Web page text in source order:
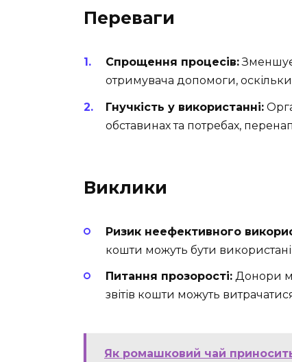
Переваги
Спрощення процесів:
отримувача допомоги, оскільки
Гнучкість у використанні:
обставинах та потребах,
Виклики
Ризик неефективного
кошти можуть бути
Питання прозорості: Донори
звітів кошти можуть
Як ромашковий чай